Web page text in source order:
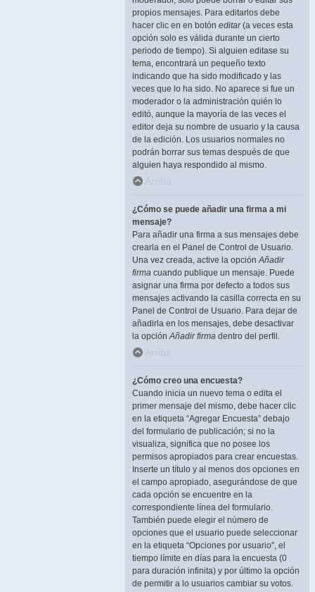
propios mensajes. Para editarlos debe
hacer clic en en botón editar(a veces esta
opción solo es válida durante un cierto
periodo de tiempo). Si alguien editase su
tema, encontrará un pequeño texto
indicando que ha sido modificado y las
veces que lo ha sido. No aparece si fue un
moderador o la administración quién lo
editó, aunque la mayoría de las veces el
editor deja su nombre de usuario y la causa
de la edición. Los usuarios normales no
podrán borrar sus temas después de que
alguien haya respondido al mismo.
Arriba
¿Cómo se puede añadir una firma a mi
mensaje?
Para añadir una firma a sus mensajes debe
crearla en el Panel de Control de Usuario.
Una vez creada, active la opciónAñadir
firma cuando publique un mensaje. Puede
asignar una firma por defecto a todos sus
mensajes activando la casilla correcta en su
Panel de Control de Usuario. Para dejar de
añadirla en los mensajes, debe desactivar
la opciónAñadir firma dentro del perfil.
Arriba
¿Cómo creo una encuesta?
Cuando inicia un nuevo tema o edita el
primer mensaje del mismo, debe hacer clic
en la etiqueta “Agregar Encuesta” debajo
del formulario de publicación; si no la
visualiza, significa que no posee los
permisos apropiados para crear encuestas.
Inserte un título y al menos dos opciones en
el campo apropiado, asegurándose de que
cada opción se encuentre en la
correspondiente línea del formulario.
También puede elegir el número de
opciones que el usuario puede seleccionar
en la etiqueta “Opciones por usuario”, el
tiempo límite en días para la encuesta (0
para duración infinita) y por último la opción
de permitir a lo usuarios cambiar su votos.